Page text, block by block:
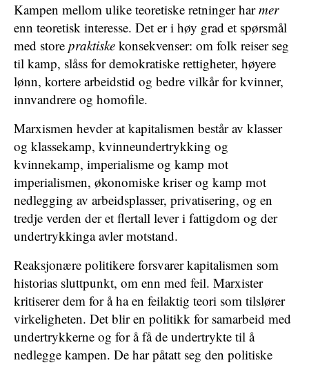
Kampen mellom ulike teoretiske retninger harmer
enn teoretisk interesse. Det er i høy grad et spørsmål
med store praktiske konsekvenser: om folk reiser seg
til kamp, slåss for demokratiske rettigheter, høyere
lønn, kortere arbeidstid og bedre vilkår for kvinner,
innvandrere og homofile.
Marxismen hevder at kapitalismen består av klasser
og klassekamp, kvinneundertrykking og
kvinnekamp, imperialisme og kamp mot
imperialismen, økonomiske kriser og kamp mot
nedlegging av arbeidsplasser, privatisering, og en
tredje verden der et flertall lever i fattigdom og der
undertrykkinga avler motstand.
Reaksjonære politikere forsvarer kapitalismen som
historias sluttpunkt, om enn med feil. Marxister
kritiserer dem for å ha en feilaktig teori som tilslører
virkeligheten. Det blir en politikk for samarbeid med
undertrykkerne og for å få de undertrykte til å
nedlegge kampen. De har påtatt seg den politiske